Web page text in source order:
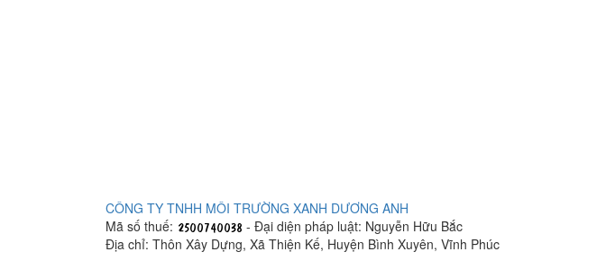
CÔNG TY TNHH MÔI TRƯỜNG XANH DƯƠNG ANH
Mã số thuế:
- Đại diện pháp luật: Nguyễn Hữu Bắc
Địa chỉ: Thôn Xây Dựng, Xã Thiện Kế, Huyện Bình Xuyên, Vĩnh Phúc